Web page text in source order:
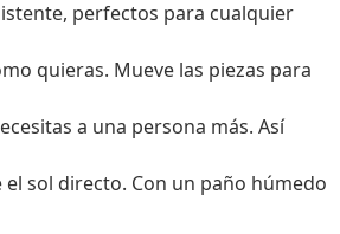
perfectos para cualquier
quieras. Mueve las piezas para
a una persona más. Así
sol directo. Con un paño húmedo